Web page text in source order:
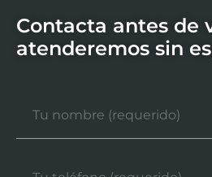
Contacta antes de
atenderemos sin